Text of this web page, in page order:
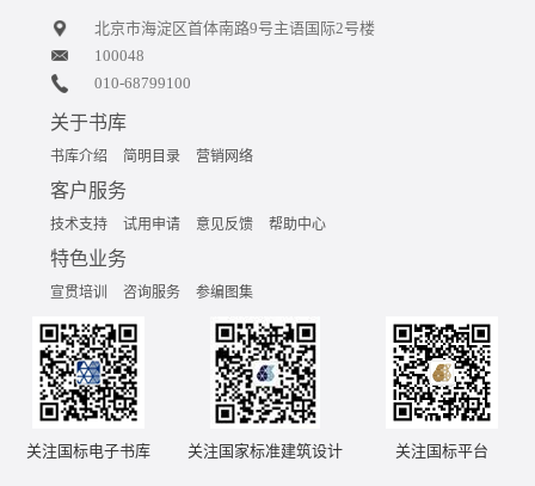
北京市海淀区首体南路9号主语国际2号楼
100048
010-68799100
关于书库
书库介绍 简明目录 营销网络
客户服务
技术支持 试用申请 意见反馈 帮助中心
特色业务
宣贯培训 咨询服务 参编图集
关注国标电子书库 关注国家标准建筑设计 关注国标平台